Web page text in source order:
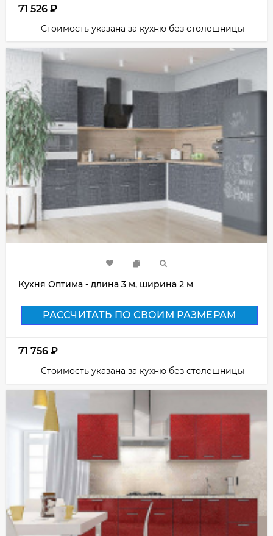
71 526 ₽
Стоимость указана за кухню без столешницы
Кухня Оптима - длина 3 м, ширина 2 м
РАССЧИТАТЬ ПО СВОИМ РАЗМЕРАМ
71 756 ₽
Стоимость указана за кухню без столешницы